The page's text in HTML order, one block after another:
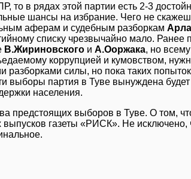
то в рядах этой партии есть 2-3
шансы на избрание. Чего не
аферам и судебным разборкам
списку чрезвычайно мало. Ранее
В.Жириновского и А.Ооржака, но
коррупцией и кумовством,
разборками силы, но пока таких
выборы партия в Туве вынуждена
населения.
предстоящих выборов в Туве. О том,
газеты «РИСК». Не исключено,